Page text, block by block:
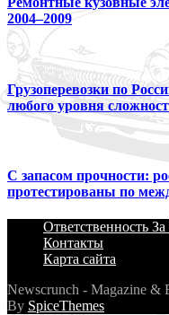
2004–2009
Грузоперевозки по
любого уровня
С запасом прочности:
протестированы по
Ответственность
Контакты
Карта сайта
Newscrunch - Magazine &
By SpiceThemes